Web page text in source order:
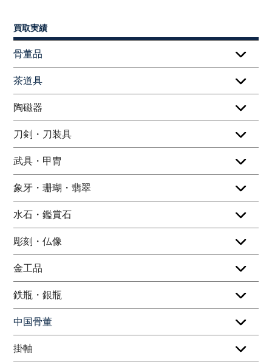
買取実績
骨董品
茶道具
陶磁器
刀剣・刀装具
武具・甲冑
象牙・珊瑚・翡翠
水石・鑑賞石
彫刻・仏像
金工品
鉄瓶・銀瓶
中国骨董
掛軸